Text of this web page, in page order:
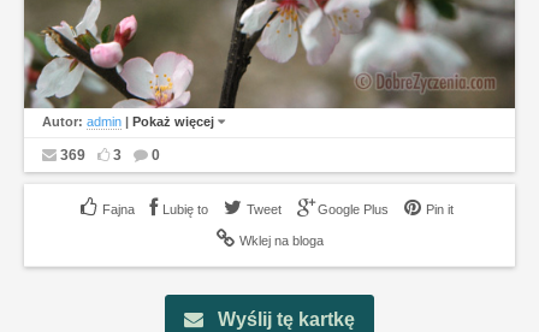
Autor: admin | Pokaż więcej
369 3 0
Lubię to Tweet Google Plus Pin it
Wklej na bloga
Wyślij tę kartkę